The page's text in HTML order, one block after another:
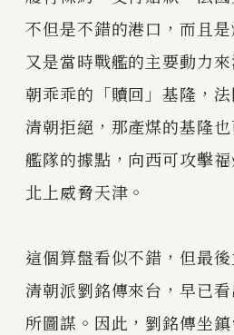
不但是不錯的港口，而且
又是當時戰艦的主要動力
朝乖乖的「贖回」基隆，
清朝拒絕，那產煤的基隆
艦隊的據點，向西可攻擊
北上威脅天津。
這個算盤看似不錯，但最
清朝派劉銘傳來台，早已
所圖謀。因此，劉銘傳坐